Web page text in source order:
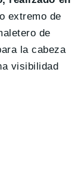
extremo de
de
la cabeza
visibilidad